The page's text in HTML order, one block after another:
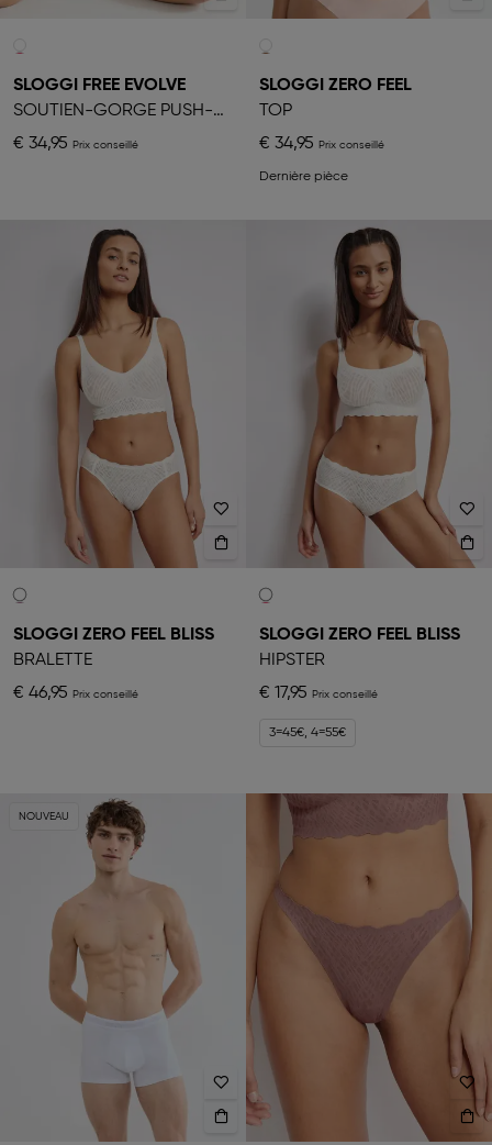
SLOGGI FREE EVOLVE
SOUTIEN-GORGE PUSH-UP
€ 34,95
SLOGGI ZERO FEEL
TOP
€ 34,95
Dernière pièce
SLOGGI ZERO FEEL BLISS
BRALETTE
€ 46,95
SLOGGI ZERO FEEL BLISS
HIPSTER
€ 17,95
3=45€, 4=55€
NOUVEAU